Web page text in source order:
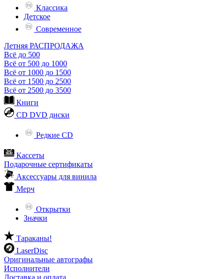
Классика
Детское
Современное
Летняя РАСПРОДАЖА
Всё до 500
Всё от 500 до 1000
Всё от 1000 до 1500
Всё от 1500 до 2500
Всё от 2500 до 3500
Книги
CD DVD диски
Редкие CD
Кассеты
Подарочные сертификаты
Аксессуары для винила
Мерч
Открытки
Значки
Тараканы!
LaserDisc
Оригинальные автографы
Исполнители
Доставка и оплата